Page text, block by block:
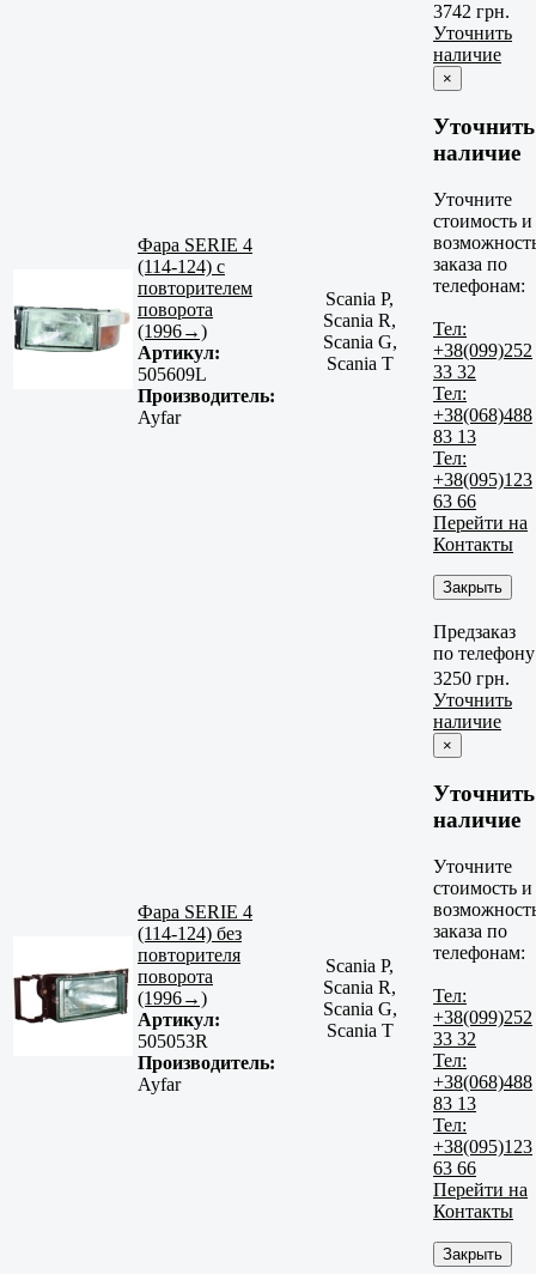
Фара SERIE 4
(114-124) с
повторителем
поворота
(1996→)
Артикул:
505609L
Производитель:
Ayfar
Scania P,
Scania R,
Scania G,
Scania T
3742 грн.
Уточнить
наличие
×
Уточнить
наличие
Уточните
стоимость и
заказа по
телефонам:
Тел:
+38(099)252
33 32
Тел:
+38(068)488
83 13
Тел:
+38(095)123
63 66
Перейти на
Контакты
Закрыть
Предзаказ
по телефону
Фара SERIE 4
(114-124) без
повторителя
поворота
(1996→)
Артикул:
505053R
Производитель:
Ayfar
Scania P,
Scania R,
Scania G,
Scania T
3250 грн.
Уточнить
наличие
×
Уточнить
наличие
Уточните
стоимость и
заказа по
телефонам:
Тел:
+38(099)252
33 32
Тел:
+38(068)488
83 13
Тел:
+38(095)123
63 66
Перейти на
Контакты
Закрыть